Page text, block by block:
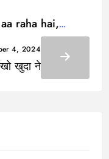
raha hai,
4, 2024
खुदा ने